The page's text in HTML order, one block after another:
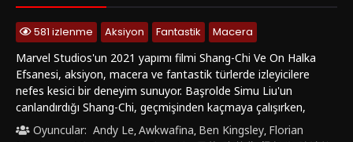
581 izlenme Aksiyon Fantastik
Macera
Marvel Studios'un 2021 yapımı filmi Shang-Chi Ve On Halka
Efsanesi, aksiyon, macera ve fantastik türlerde izleyicilere
nefes kesici bir deneyim sunuyor. Başrolde Simu Liu'un
canlandırdığı Shang-Chi, geçmişinden kaçmaya çalışırken,
babası tarafından yönetilen tehlikeli On Halka
Oyuncular: Andy Le,Awkwafina, Ben Kingsley, Florian